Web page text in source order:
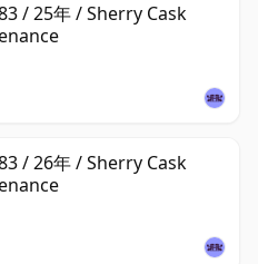
/ 25年 / Sherry Cask
/ 26年 / Sherry Cask